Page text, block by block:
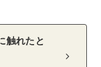
触れたと